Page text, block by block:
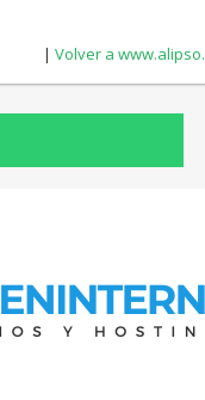
| Volver a